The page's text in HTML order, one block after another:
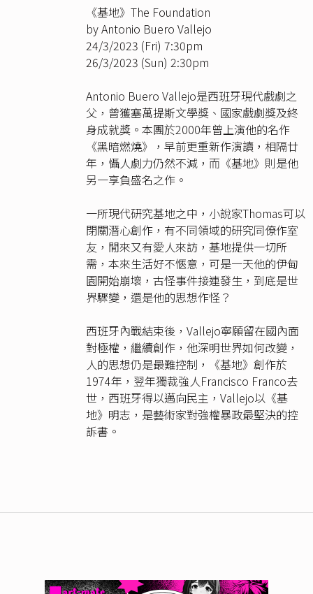
《基地》The Foundation
by Antonio Buero Vallejo
24/3/2023 (Fri) 7:30pm
26/3/2023 (Sun) 2:30pm
Antonio Buero Vallejo是西班牙現代戲劇之
父，曾獲塞萬提斯文學獎、國家戲劇獎及終
身成就獎。本團於2000年曾上演他的名作
《黑暗燃燒》，早前更重新作演讀，相隔廿
年，懾人劇力仍然不減，而《基地》則是他
另一享負盛名之作。
一所現代研究基地之中，小說家Thomas可以
閉關潛心創作，有不同領域的研究同僚作室
友，閒來又有愛人來訪，基地提供一切所
需，本來生活好不愜意，可是一天他的伊甸
園開始崩壞，古怪事件接連發生，到底是世
界驟變，還是他的思想作怪？
西班牙內戰結束後，Vallejo寧願留在國內面
對極權，繼續創作，他深明世界如何改變，
人的思想仍是最難控制，《基地》創作於
1974年，翌年獨裁強人Francisco Franco去
世，西班牙得以邁向民主，Vallejo以《基
地》明志，是藝術家對強權暴政最堅決的控
訴書。